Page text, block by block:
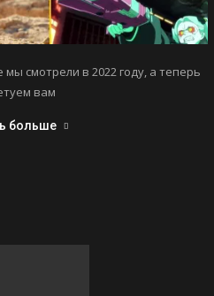
смотрели в 2022 году, а теперь
вам
больше